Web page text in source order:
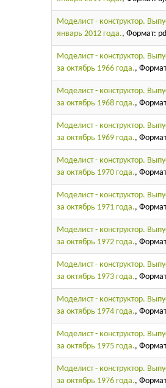
Моделист - конструктор.
январь 2012 года., Формат:
Моделист - конструктор.
за октябрь 1966 года.,
Моделист - конструктор.
за октябрь 1968 года.,
Моделист - конструктор.
за октябрь 1969 года.,
Моделист - конструктор.
за октябрь 1970 года.,
Моделист - конструктор.
за октябрь 1971 года.,
Моделист - конструктор.
за октябрь 1972 года.,
Моделист - конструктор.
за октябрь 1973 года.,
Моделист - конструктор.
за октябрь 1974 года.,
Моделист - конструктор.
за октябрь 1975 года.,
Моделист - конструктор.
за октябрь 1976 года.,